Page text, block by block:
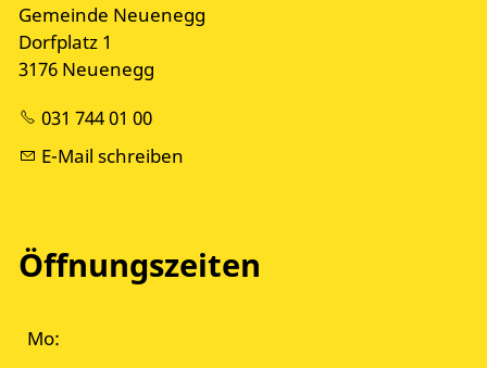
Gemeinde Neuenegg
Dorfplatz 1
3176 Neuenegg
031 744 01 00
E-Mail schreiben
Öffnungszeiten
Mo: